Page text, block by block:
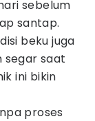
sebelum
santap.
beku juga
segar saat
ini bikin
proses